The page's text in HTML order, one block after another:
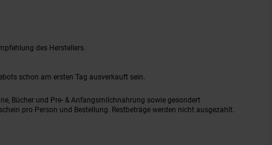
des Herstellers.
schon am ersten Tag ausverkauft sein.
Bücher und Pre- & Anfangsmilchnahrung sowie gesondert
pro Person und Bestellung. Restbeträge werden nicht ausgezahlt.